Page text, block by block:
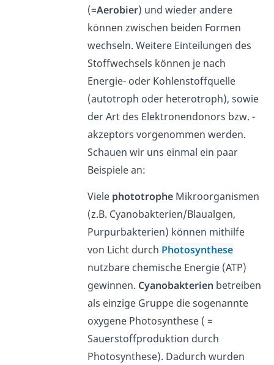
(=Aerobier) und wieder andere
können zwischen beiden Formen
wechseln. Weitere Einteilungen des
Stoffwechsels können je nach
Energie- oder Kohlenstoffquelle
(autotroph oder heterotroph), sowie
der Art des Elektronendonors bzw. -
akzeptors vorgenommen werden.
Schauen wir uns einmal ein paar
Beispiele an:
Viele phototrophe Mikroorganismen
(z.B. Cyanobakterien/Blaualgen,
Purpurbakterien) können mithilfe
von Licht durch Photosynthese
nutzbare chemische Energie (ATP)
gewinnen. Cyanobakterien betreiben
als einzige Gruppe die sogenannte
oxygene Photosynthese ( =
Sauerstoffproduktion durch
Photosynthese). Dadurch wurden